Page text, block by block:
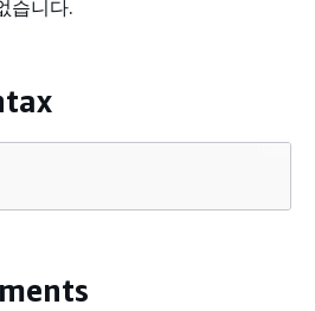
습니다.